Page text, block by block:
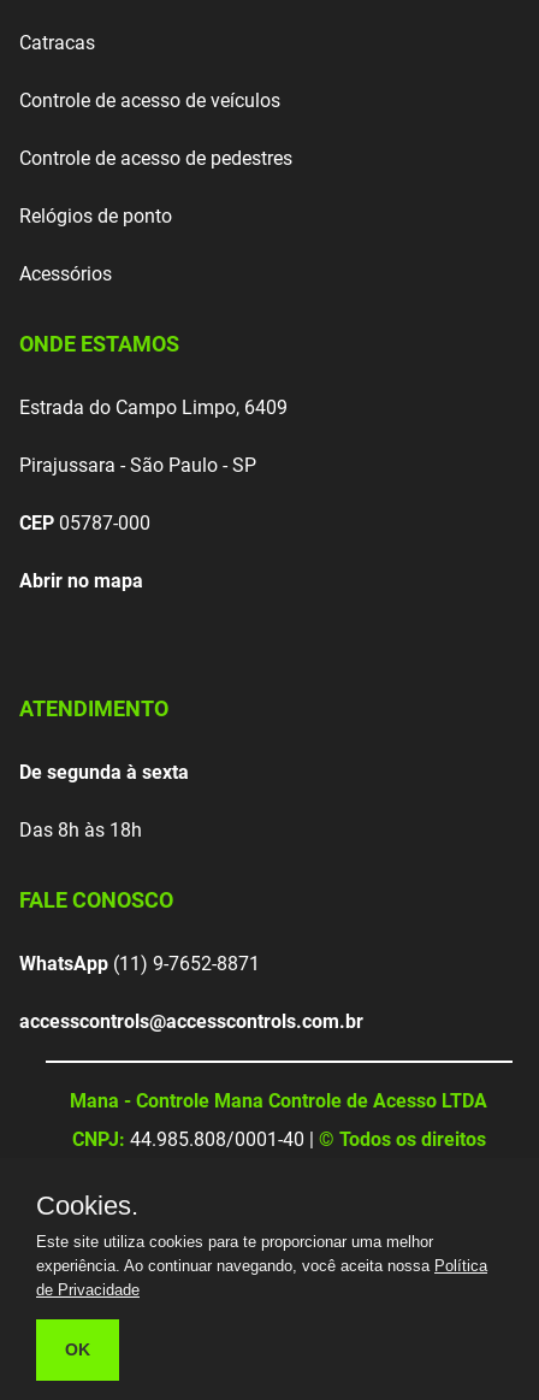
Catracas
Controle de acesso de veículos
Controle de acesso de pedestres
Relógios de ponto
Acessórios
ONDE ESTAMOS
Estrada do Campo Limpo, 6409
Pirajussara - São Paulo - SP
CEP 05787-000
Abrir no mapa
ATENDIMENTO
De segunda à sexta
Das 8h às 18h
FALE CONOSCO
WhatsApp (11) 9-7652-8871
accesscontrols@accesscontrols.com.br
Mana - Controle Mana Controle de Acesso LTDA
CNPJ: 44.985.808/0001-40 | © Todos os direitos
Cookies.
Este site utiliza cookies para te proporcionar uma melhor
experiência. Ao continuar navegando, você aceita nossa Política
de Privacidade
OK